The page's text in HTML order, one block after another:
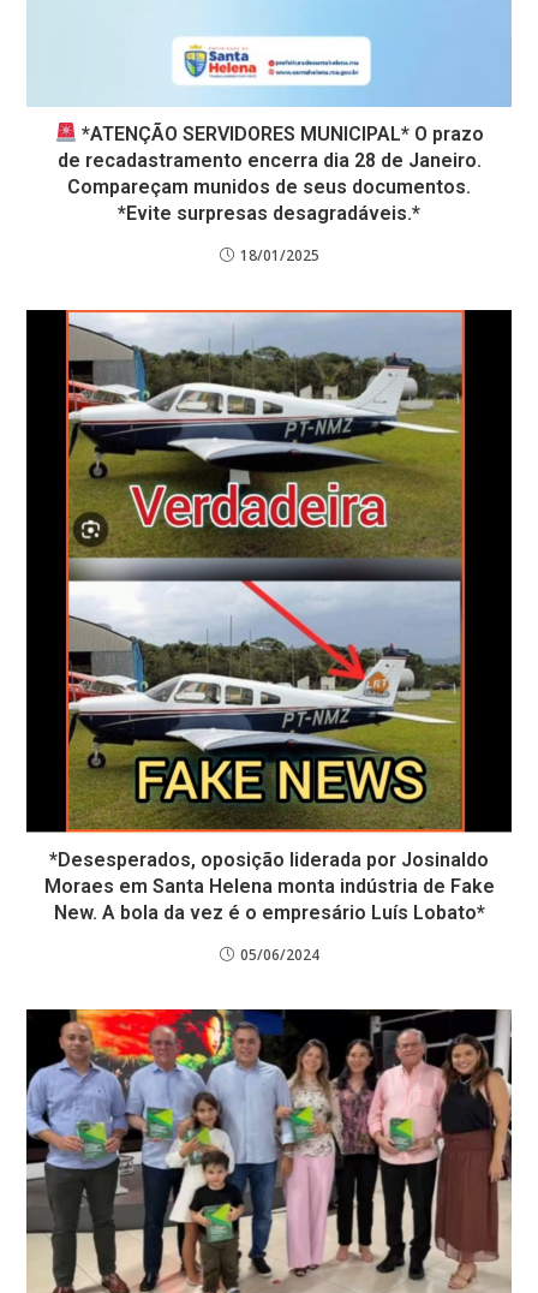
*ATENÇÃO SERVIDORES MUNICIPAL* O prazo
de recadastramento encerra dia 28 de Janeiro.
Compareçam munidos de seus documentos.
*Evite surpresas desagradáveis.*
18/01/2025
*Desesperados, oposição liderada por Josinaldo
Moraes em Santa Helena monta indústria de Fake
New. A bola da vez é o empresário Luís Lobato*
05/06/2024